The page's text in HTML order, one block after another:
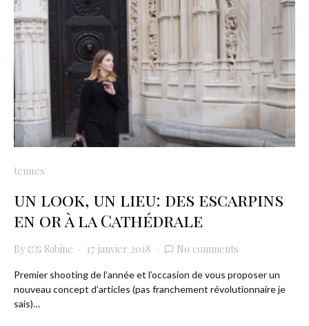
tenues
un look, un lieu: des escarpins
en or à la Cathédrale
By Sabine 17 janvier 2018 No comments
Premier shooting de l’année et l’occasion de vous proposer un
nouveau concept d’articles (pas franchement révolutionnaire je
sais)…